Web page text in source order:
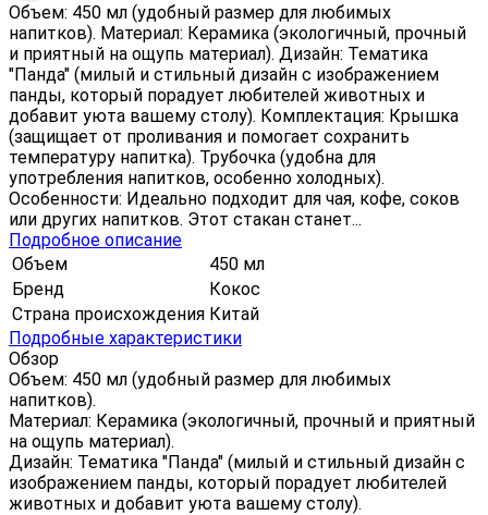
Объем: 450 мл (удобный размер для любимых
напитков). Материал: Керамика (экологичный, прочный
и приятный на ощупь материал). Дизайн: Тематика
"Панда" (милый и стильный дизайн с изображением
панды, который порадует любителей животных и
добавит уюта вашему столу). Комплектация: Крышка
(защищает от проливания и помогает сохранить
температуру напитка). Трубочка (удобна для
употребления напитков, особенно холодных).
Особенности: Идеально подходит для чая, кофе, соков
или других напитков. Этот стакан станет...
Подробное описание
Объем
450 мл
Бренд
Кокос
Страна происхождения Китай
Подробные характеристики
Обзор
Объем: 450 мл (удобный размер для любимых
напитков).
Материал: Керамика (экологичный, прочный и приятный
на ощупь материал).
Дизайн: Тематика "Панда" (милый и стильный дизайн с
изображением панды, который порадует любителей
животных и добавит уюта вашему столу).